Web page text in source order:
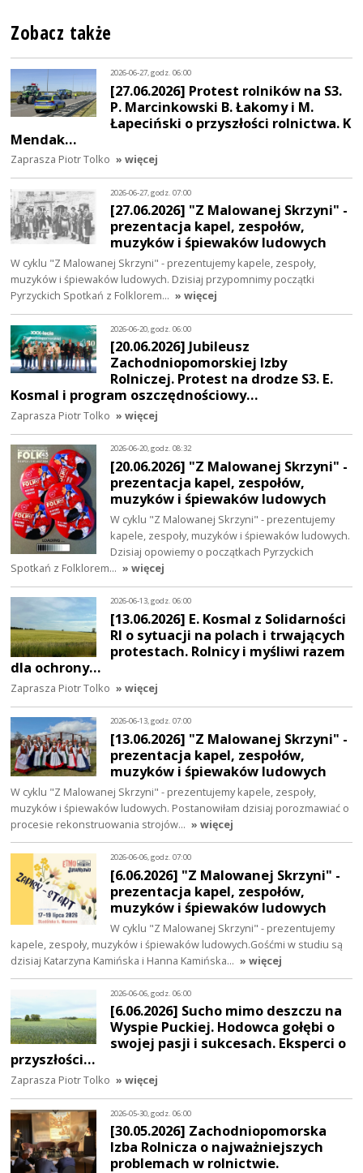
Zobacz także
2026-06-27, godz. 06:00
[27.06.2026] Protest rolników na S3.
P. Marcinkowski B. Łakomy i M.
Łapeciński o przyszłości rolnictwa. K
Mendak…
Zaprasza Piotr Tolko » więcej
2026-06-27, godz. 07:00
[27.06.2026] "Z Malowanej Skrzyni" -
prezentacja kapel, zespołów,
muzyków i śpiewaków ludowych
W cyklu "Z Malowanej Skrzyni" - prezentujemy kapele, zespoły,
muzyków i śpiewaków ludowych. Dzisiaj przypomnimy początki
Pyrzyckich Spotkań z Folklorem… » więcej
2026-06-20, godz. 06:00
[20.06.2026] Jubileusz
Zachodniopomorskiej Izby
Rolniczej. Protest na drodze S3. E.
Kosmal i program oszczędnościowy…
Zaprasza Piotr Tolko » więcej
2026-06-20, godz. 08:32
[20.06.2026] "Z Malowanej Skrzyni" -
prezentacja kapel, zespołów,
muzyków i śpiewaków ludowych
W cyklu "Z Malowanej Skrzyni" - prezentujemy
kapele, zespoły, muzyków i śpiewaków ludowych.
Dzisiaj opowiemy o początkach Pyrzyckich
Spotkań z Folklorem… » więcej
2026-06-13, godz. 06:00
[13.06.2026] E. Kosmal z Solidarności
RI o sytuacji na polach i trwających
protestach. Rolnicy i myśliwi razem
dla ochrony…
Zaprasza Piotr Tolko » więcej
2026-06-13, godz. 07:00
[13.06.2026] "Z Malowanej Skrzyni" -
prezentacja kapel, zespołów,
muzyków i śpiewaków ludowych
W cyklu "Z Malowanej Skrzyni" - prezentujemy kapele, zespoły,
muzyków i śpiewaków ludowych. Postanowiłam dzisiaj porozmawiać o
procesie rekonstruowania strojów… » więcej
2026-06-06, godz. 07:00
[6.06.2026] "Z Malowanej Skrzyni" -
prezentacja kapel, zespołów,
muzyków i śpiewaków ludowych
W cyklu "Z Malowanej Skrzyni" - prezentujemy
kapele, zespoły, muzyków i śpiewaków ludowych.Gośćmi w studiu są
dzisiaj Katarzyna Kamińska i Hanna Kamińska… » więcej
2026-06-06, godz. 06:00
[6.06.2026] Sucho mimo deszczu na
Wyspie Puckiej. Hodowca gołębi o
swojej pasji i sukcesach. Eksperci o
przyszłości…
Zaprasza Piotr Tolko » więcej
2026-05-30, godz. 06:00
[30.05.2026] Zachodniopomorska
Izba Rolnicza o najważniejszych
problemach w rolnictwie.